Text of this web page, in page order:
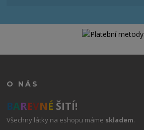
O NÁS
BAREVNÉ ŠITÍ!
Všechny látky na eshopu máme skladem.